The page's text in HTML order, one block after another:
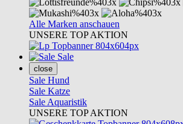
Alle Marken anschauen
UNSERE TOP AKTION
Sale
close
Sale Hund
Sale Katze
Sale Aquaristik
UNSERE TOP AKTION